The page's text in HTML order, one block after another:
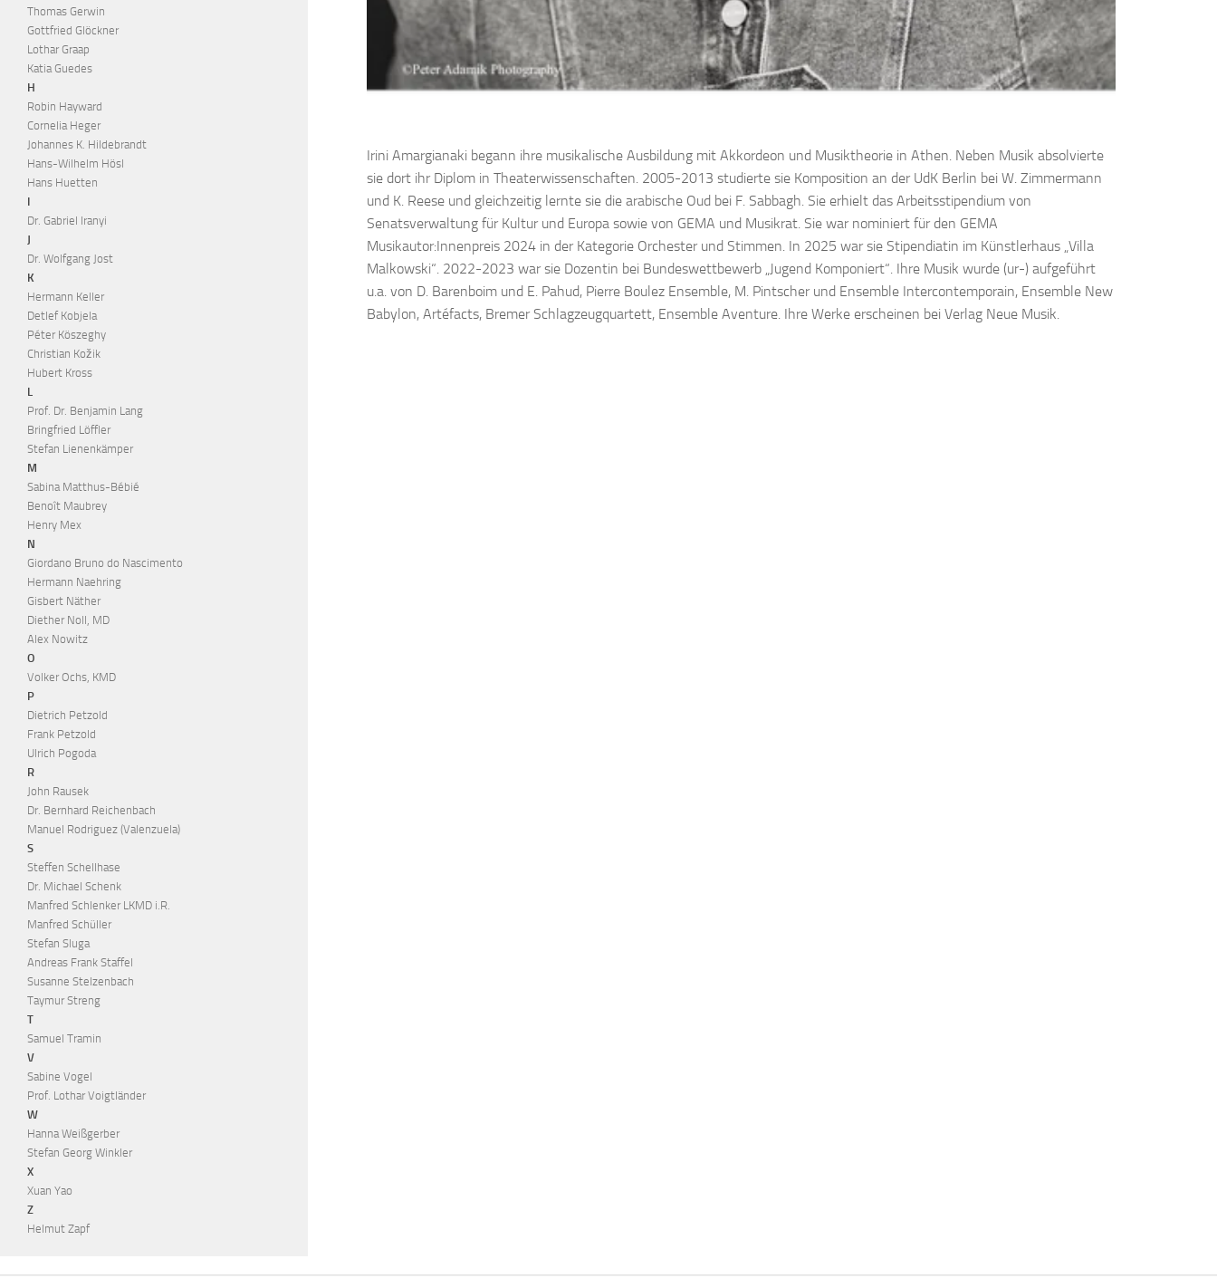
Irini Amargianaki begann ihre musikalische Ausbildung mit Akkordeon und Musiktheorie in Athen. Neben Musik absolvierte
sie dort ihr Diplom in Theaterwissenschaften. 2005-2013 studierte sie Komposition an der UdK Berlin bei W. Zimmermann
und K. Reese und gleichzeitig lernte sie die arabische Oud bei F. Sabbagh. Sie erhielt das Arbeitsstipendium von
Senatsverwaltung für Kultur und Europa sowie von GEMA und Musikrat. Sie war nominiert für den GEMA
Musikautor:Innenpreis 2024 in der Kategorie Orchester und Stimmen. In 2025 war sie Stipendiatin im Künstlerhaus „Villa
Malkowski“. 2022-2023 war sie Dozentin bei Bundeswettbewerb „Jugend Komponiert“. Ihre Musik wurde (ur-) aufgeführt
u.a. von D. Barenboim und E. Pahud, Pierre Boulez Ensemble, M. Pintscher und Ensemble Intercontemporain, Ensemble New
Babylon, Artéfacts, Bremer Schlagzeugquartett, Ensemble Aventure. Ihre Werke erscheinen bei Verlag Neue Musik.
Thomas Gerwin
Gottfried Glöckner
Lothar Graap
Katia Guedes
H
Robin Hayward
Cornelia Heger
Johannes K. Hildebrandt
Hans-Wilhelm Hösl
Hans Huetten
I
Dr. Gabriel Iranyi
J
Dr. Wolfgang Jost
K
Hermann Keller
Detlef Kobjela
Péter Köszeghy
Christian Kožik
Hubert Kross
L
Prof. Dr. Benjamin Lang
Bringfried Löffler
Stefan Lienenkämper
M
Sabina Matthus-Bébié
Benoît Maubrey
Henry Mex
N
Giordano Bruno do Nascimento
Hermann Naehring
Gisbert Näther
Diether Noll, MD
Alex Nowitz
O
Volker Ochs, KMD
P
Dietrich Petzold
Frank Petzold
Ulrich Pogoda
R
John Rausek
Dr. Bernhard Reichenbach
Manuel Rodriguez (Valenzuela)
S
Steffen Schellhase
Dr. Michael Schenk
Manfred Schlenker LKMD i.R.
Manfred Schüller
Stefan Sluga
Andreas Frank Staffel
Susanne Stelzenbach
Taymur Streng
T
Samuel Tramin
V
Sabine Vogel
Prof. Lothar Voigtländer
W
Hanna Weißgerber
Stefan Georg Winkler
X
Xuan Yao
Z
Helmut Zapf